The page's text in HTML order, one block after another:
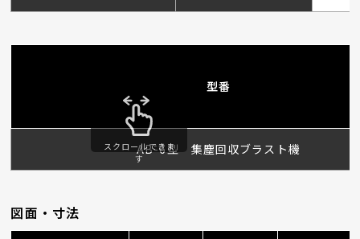
型番
AB-6型 集塵回収ブラスト機
スクロールできま
す
図面・寸法